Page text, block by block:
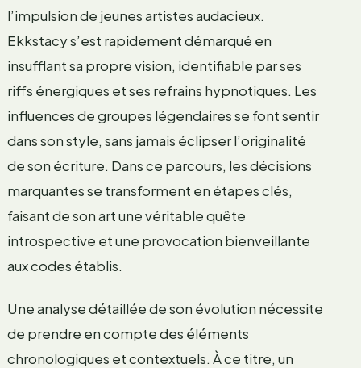
l’impulsion de jeunes artistes audacieux.
Ekkstacy s’est rapidement démarqué en
insufflant sa propre vision, identifiable par ses
riffs énergiques et ses refrains hypnotiques. Les
influences de groupes légendaires se font sentir
dans son style, sans jamais éclipser l’originalité
de son écriture. Dans ce parcours, les décisions
marquantes se transforment en étapes clés,
faisant de son art une véritable quête
introspective et une provocation bienveillante
aux codes établis.
Une analyse détaillée de son évolution nécessite
de prendre en compte des éléments
chronologiques et contextuels. À ce titre, un